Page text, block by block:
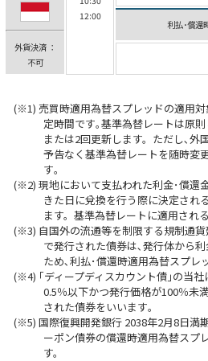
外貨決済 ：
不可
12:00
利払･償還
売買時適用為替スプレッドの適用
定時間です｡基準為替レートは原
または2回更新します。ただし､外
予告なく基準為替レートを随時変
す｡
現地において支払われた利金･償還
きた日に兌換を行う際に決定され
ます。基準為替レートに適用され
自国外の流通等を制限する規制通
で発行された債券は､発行体から
ため､利払･償還時適用為替スプレ
｢ディープディスカウント債｣の当
0.5％以下かつ発行価格が100％未
された債券をいいます｡
国際復興開発銀行 2038年2月8日満
ーポン債券の償還時適用為替スプ
す。